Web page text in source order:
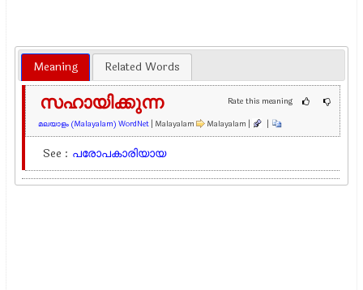
Meaning Related Words
Rate this meaning
സഹായിക്കുന്ന
മലയാളം (Malayalam) WordNet | Malayalam Malayalam | |
See : പരോപകാരിയായ